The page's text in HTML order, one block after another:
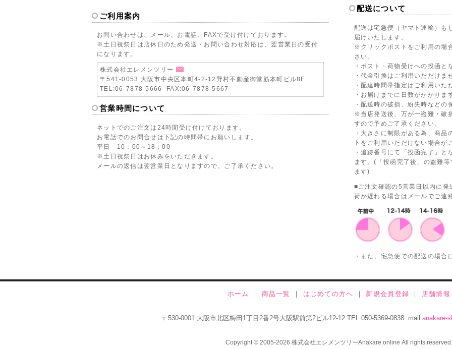
ご利用案内
お問い合わせは、メール、お電話、FAXで受け付けております。
※土日祝祭日は店休日のため発送・お問い合わせ対応は、翌営業日の受付
になります。
株式会社エレメンツリー
〒541-0053 大阪市中央区本町4-2-12野村不動産御堂筋本町ビル8F
TEL:06-7878-5666 FAX:06-7878-5667
営業時間について
ネットでのご注文は24時間受け付けております。
お電話でのお問合せは下記の時間帯にお願いします。
平日 10：00～18：00
※土日祝祭日はお休みをいただきます。
メールの返信は翌営業日となりますので、ご了承ください。
配送について
配送は宅急便（ヤマト運輸）も
届けいたします。
※クリックポストをご利用の場
さい。
・ポスト・荷物受けへの投函と
・代金引換はご利用いただけま
・配達時間帯指定はご利用いた
・お届けまでに日数がかかりま
・配送時の破損、紛失時などの
※当店発送後、万が一盗難・破
すので予めご了承ください。
・大きさに制限がある為、商品
トをご利用いただけない場合が
・追跡番号にて「投函完了」と
ます。(「投函完了後」の盗難
ます)
■ご注文確認の5営業日以内に発
荷が遅れる場合はメールでご連
・また、宅急便での配送の場合
ホーム ｜ 商品一覧 ｜ はじめての方へ ｜ 新規会員登録 ｜ 店舗情報
〒530-0001 大阪市北区梅田1丁目2番2号大阪駅前第2ビル12-12 TEL:050-5369-0838 mail:anakare-
Copyright © 2005-2026 株式会社エレメンツリーAnakare.online All rights reserved.